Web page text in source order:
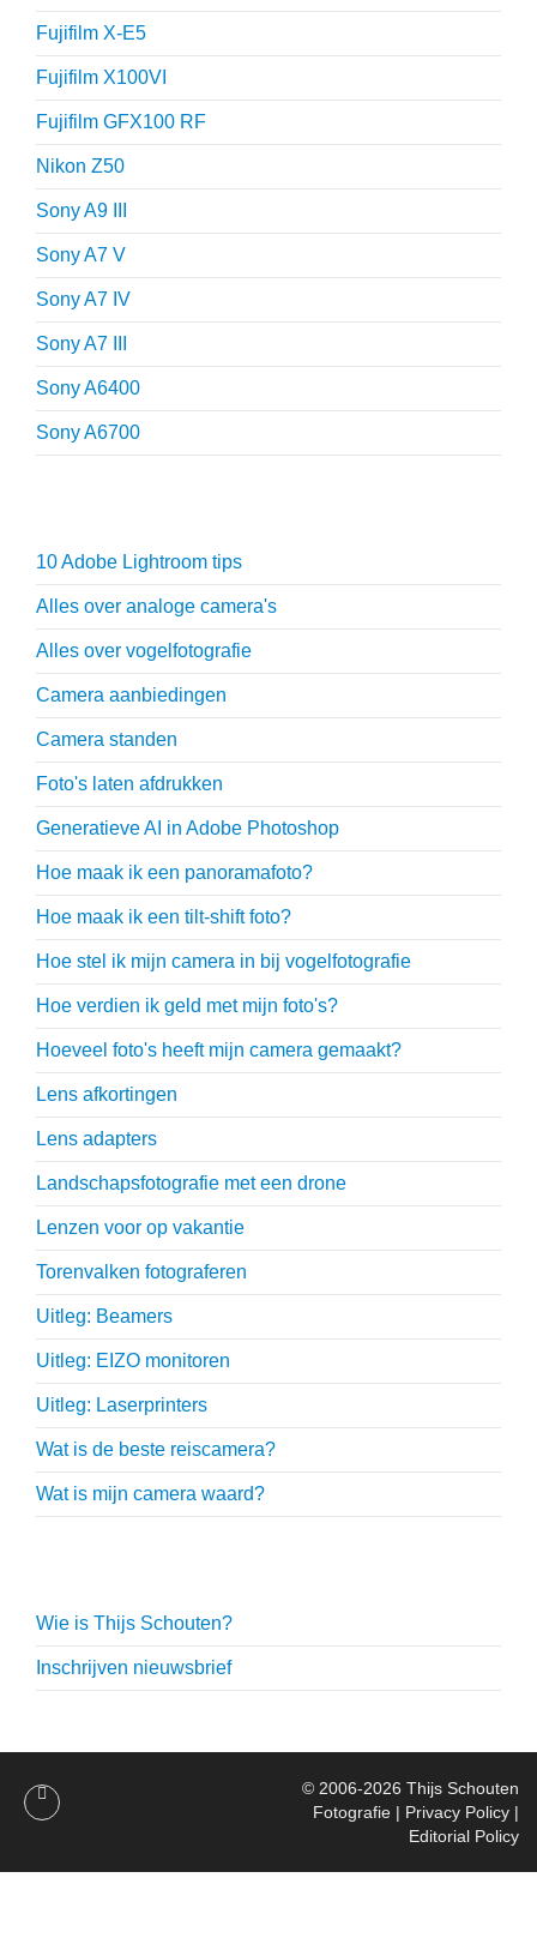
Fujifilm X-E5
Fujifilm X100VI
Fujifilm GFX100 RF
Nikon Z50
Sony A9 III
Sony A7 V
Sony A7 IV
Sony A7 III
Sony A6400
Sony A6700
10 Adobe Lightroom tips
Alles over analoge camera's
Alles over vogelfotografie
Camera aanbiedingen
Camera standen
Foto's laten afdrukken
Generatieve AI in Adobe Photoshop
Hoe maak ik een panoramafoto?
Hoe maak ik een tilt-shift foto?
Hoe stel ik mijn camera in bij vogelfotografie
Hoe verdien ik geld met mijn foto's?
Hoeveel foto's heeft mijn camera gemaakt?
Lens afkortingen
Lens adapters
Landschapsfotografie met een drone
Lenzen voor op vakantie
Torenvalken fotograferen
Uitleg: Beamers
Uitleg: EIZO monitoren
Uitleg: Laserprinters
Wat is de beste reiscamera?
Wat is mijn camera waard?
Wie is Thijs Schouten?
Inschrijven nieuwsbrief
© 2006-2026 Thijs Schouten
Fotografie | Privacy Policy |
Editorial Policy